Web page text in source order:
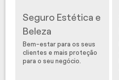
Seguro Estética e
Beleza
Bem-estar para os seus
clientes e mais proteção
para o seu negócio.